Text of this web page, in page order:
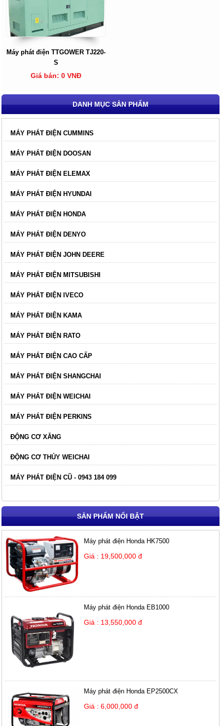
Máy phát điện TTGOWER TJ220-
S
Giá bán: 0 VNĐ
DANH MỤC SẢN PHẨM
MÁY PHÁT ĐIỆN CUMMINS
MÁY PHÁT ĐIỆN DOOSAN
MÁY PHÁT ĐIỆN ELEMAX
MÁY PHÁT ĐIỆN HYUNDAI
MÁY PHÁT ĐIỆN HONDA
MÁY PHÁT ĐIỆN DENYO
MÁY PHÁT ĐIỆN JOHN DEERE
MÁY PHÁT ĐIỆN MITSUBISHI
MÁY PHÁT ĐIỆN IVECO
MÁY PHÁT ĐIỆN KAMA
MÁY PHÁT ĐIỆN RATO
MÁY PHÁT ĐIỆN CAO CẤP
MÁY PHÁT ĐIỆN SHANGCHAI
MÁY PHÁT ĐIỆN WEICHAI
MÁY PHÁT ĐIỆN PERKINS
ĐỘNG CƠ XĂNG
ĐỘNG CƠ THỦY WEICHAI
MÁY PHÁT ĐIỆN CŨ - 0943 184 099
SẢN PHẨM NỔI BẬT
Máy phát điện Honda HK7500
Giá : 19,500,000 đ
Máy phát điện Honda EB1000
Giá : 13,550,000 đ
Máy phát điện Honda EP2500CX
Giá : 6,000,000 đ